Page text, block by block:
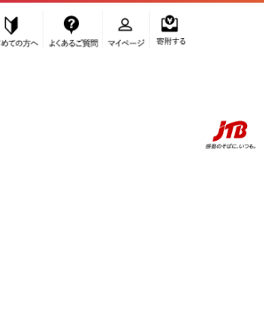
ふるぽ JTBのふるさと納税サイト